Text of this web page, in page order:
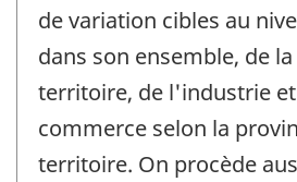
de variation cibles au
dans son ensemble, de
territoire, de l'industrie
commerce selon la
territoire. On procède